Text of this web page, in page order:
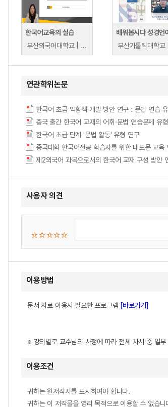
한국어교육의 실습
부산외국어대학교 | 정명숙
배워봅시다 성경언
연관학위논문
한국어 초급 익힘책 개발 방안 연구 : 문법
중국 출간 한국어 교재의 어휘·문법 연습문
한국어 초급 단계 '문법 활동' 유형 연구
중국대학 한국어전공 학습자를 위한 내포문 교
제2외국어 과목으로서의 한국어 교재 구성 방안
사용자 의견
이용방법
문서 자료 이용시 필요한 프로그램 [바로가기]
※ 강의별로 교수님의 사정에 따라 전체 차시 중 일
이용조건
귀하는 원저작자를 표시하여야 합니다.
귀하는 이 저작물을 영리 목적으로 이용할 수 없습니